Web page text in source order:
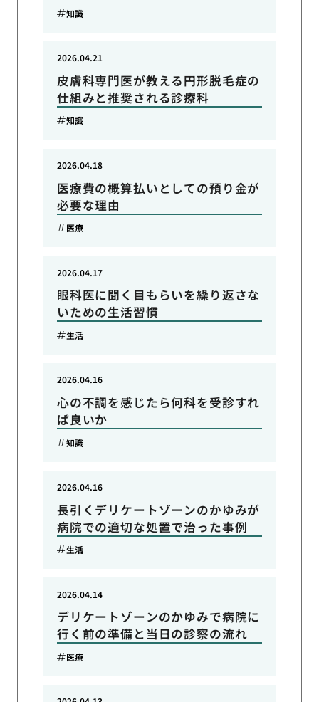
知識
皮膚科専門医が教える円形脱毛症の
仕組みと推奨される診療科
2026.04.21
知識
医療費の概算払いとしての預り金が
必要な理由
2026.04.18
医療
眼科医に聞く目もらいを繰り返さな
いための生活習慣
2026.04.17
生活
心の不調を感じたら何科を受診すれ
ば良いか
2026.04.16
知識
長引くデリケートゾーンのかゆみが
病院での適切な処置で治った事例
2026.04.16
生活
デリケートゾーンのかゆみで病院に
行く前の準備と当日の診察の流れ
2026.04.14
医療